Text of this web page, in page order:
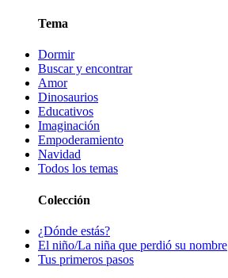
Tema
Dormir
Buscar y encontrar
Amor
Dinosaurios
Educativos
Imaginación
Empoderamiento
Navidad
Todos los temas
Colección
¿Dónde estás?
El niño/La niña que perdió su nombre
Tus primeros pasos